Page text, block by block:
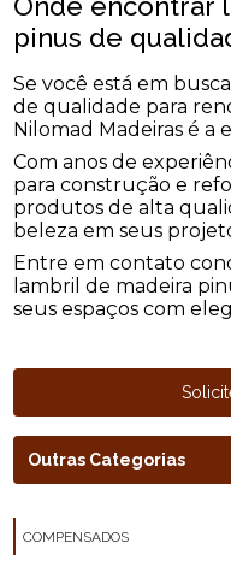
Onde encontrar
pinus de
Se você está em
de qualidade para
Nilomad Madeiras é a
Com anos de
para construção e
produtos de alta
beleza em seus
Entre em contato
lambril de madeira
seus espaços com
Outras Categorias
COMPENSADOS